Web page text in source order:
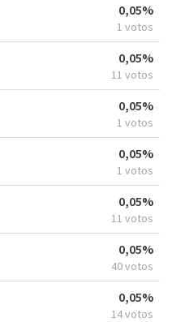
0,05%
1 votos
0,05%
11 votos
0,05%
1 votos
0,05%
1 votos
0,05%
11 votos
0,05%
40 votos
0,05%
14 votos